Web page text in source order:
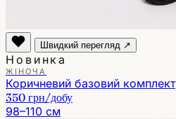
Швидкий перегляд ↗
Новинка
ЖІНОЧА
Коричневий базовий комплект
350 грн/добу
98–110 см